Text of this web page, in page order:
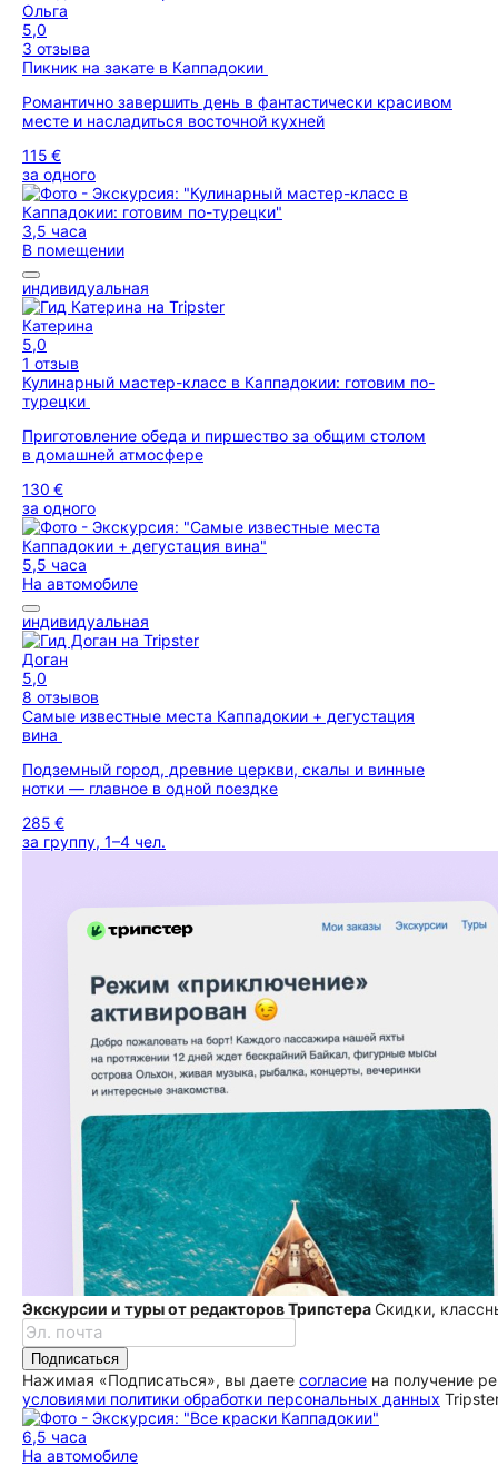
Ольга
5,0
3 отзыва
Пикник на закате в Каппадокии
Романтично завершить день в фантастически красивом
месте и насладиться восточной кухней
115 €
за одного
3,5 часа
В помещении
индивидуальная
Катерина
5,0
1 отзыв
Кулинарный мастер-класс в Каппадокии: готовим по-
турецки
Приготовление обеда и пиршество за общим столом
в домашней атмосфере
130 €
за одного
5,5 часа
На автомобиле
индивидуальная
Доган
5,0
8 отзывов
Самые известные места Каппадокии + дегустация
вина
Подземный город, древние церкви, скалы и винные
нотки — главное в одной поездке
285 €
за группу, 1–4 чел.
Экскурсии и туры от редакторов ТрипстераСкидки,
Подписаться
Нажимая «Подписаться», вы даете согласие на получение
условиями политики обработки персональных данных
6,5 часа
На автомобиле